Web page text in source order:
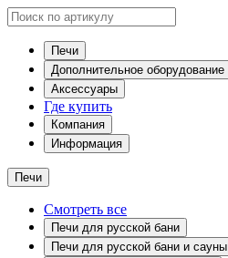
Печи
Дополнительное оборудование
Аксессуары
Где купить
Компания
Информация
Печи
Смотреть все
Печи для русской бани
Печи для русской бани и сауны